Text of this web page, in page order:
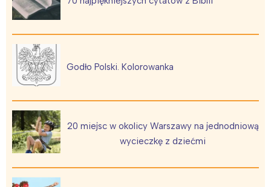
Godło Polski. Kolorowanka
20 miejsc w okolicy Warszawy na jednodniową
wycieczkę z dziećmi